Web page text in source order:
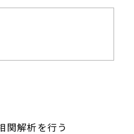
関解析を行う